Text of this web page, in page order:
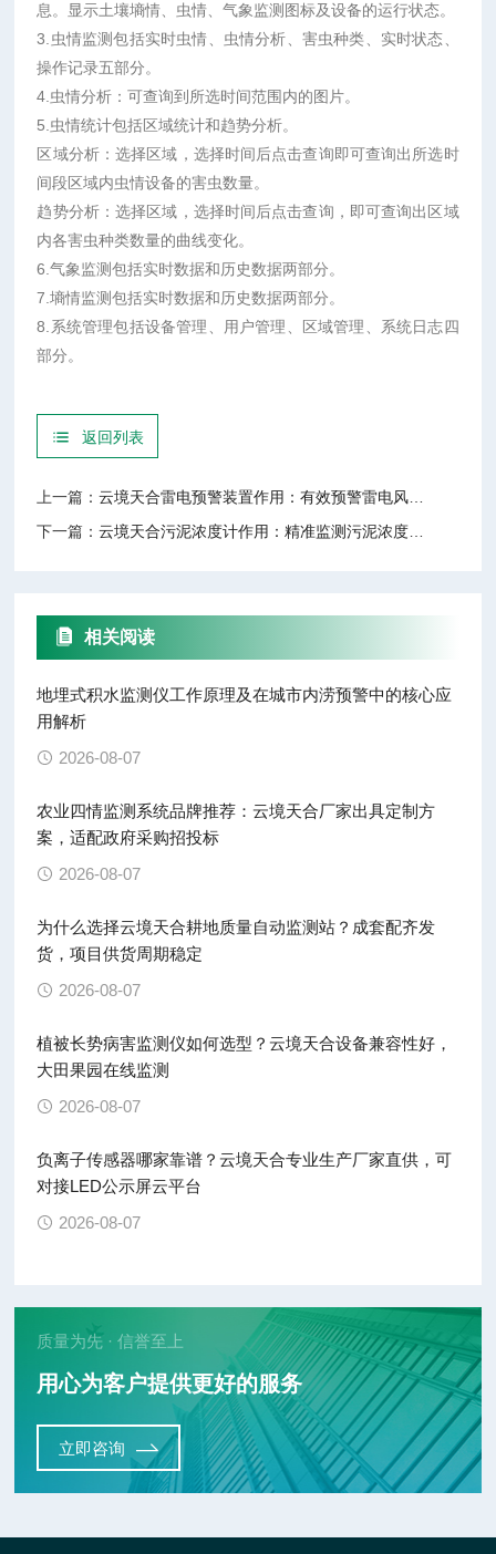
息。显示土壤墒情、虫情、气象监测图标及设备的运行状态。
3.虫情监测包括实时虫情、虫情分析、害虫种类、实时状态、
操作记录五部分。
4.虫情分析：可查询到所选时间范围内的图片。
5.虫情统计包括区域统计和趋势分析。
区域分析：选择区域，选择时间后点击查询即可查询出所选时
间段区域内虫情设备的害虫数量。
趋势分析：选择区域，选择时间后点击查询，即可查询出区域
内各害虫种类数量的曲线变化。
6.气象监测包括实时数据和历史数据两部分。
7.墒情监测包括实时数据和历史数据两部分。
8.系统管理包括设备管理、用户管理、区域管理、系统日志四
部分。
返回列表
上一篇：云境天合雷电预警装置作用：有效预警雷电风险，保障敏感区域人员与设备安全
下一篇：云境天合污泥浓度计作用：精准监测污泥浓度变化，协助优化污水处理工艺
相关阅读
地埋式积水监测仪工作原理及在城市内涝预警中的核心应
用解析
2026-08-07
农业四情监测系统品牌推荐：云境天合厂家出具定制方
案，适配政府采购招投标
2026-08-07
为什么选择云境天合耕地质量自动监测站？成套配齐发
货，项目供货周期稳定
2026-08-07
植被长势病害监测仪如何选型？云境天合设备兼容性好，
大田果园在线监测
2026-08-07
负离子传感器哪家靠谱？云境天合专业生产厂家直供，可
对接LED公示屏云平台
2026-08-07
质量为先 · 信誉至上
用心为客户提供更好的服务
立即咨询